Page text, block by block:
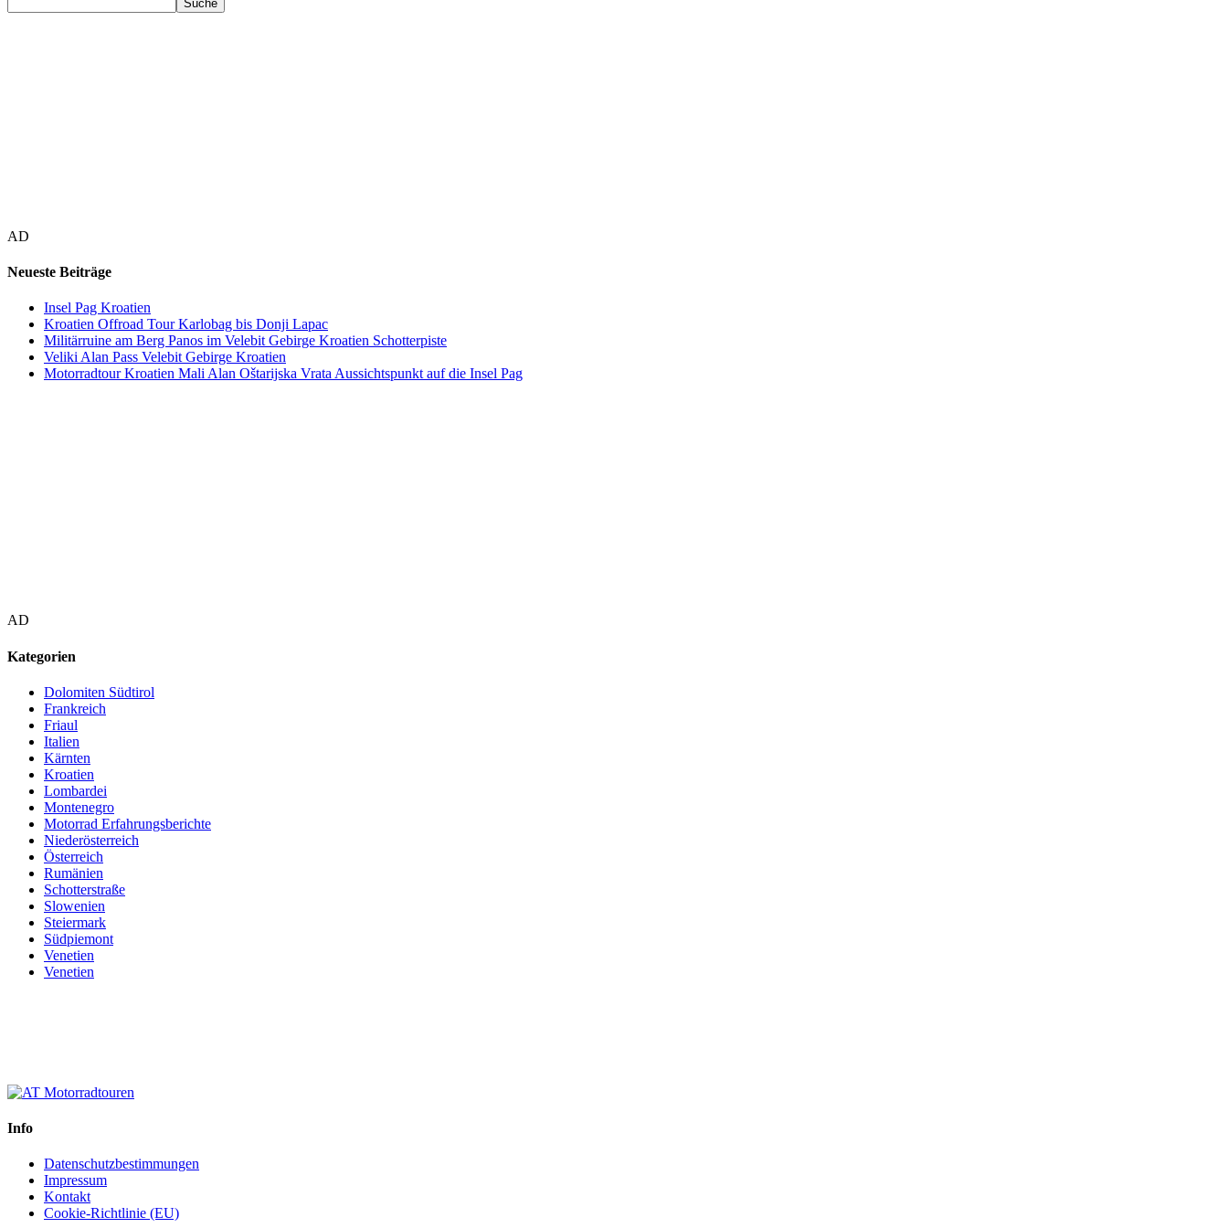
AD
Neueste Beiträge
Insel Pag Kroatien
Kroatien Offroad Tour Karlobag bis Donji Lapac
Militärruine am Berg Panos im Velebit Gebirge Kroatien Schotterpiste
Veliki Alan Pass Velebit Gebirge Kroatien
Motorradtour Kroatien Mali Alan Oštarijska Vrata Aussichtspunkt auf die Insel Pag
AD
Kategorien
Dolomiten Südtirol
Frankreich
Friaul
Italien
Kärnten
Kroatien
Lombardei
Montenegro
Motorrad Erfahrungsberichte
Niederösterreich
Österreich
Rumänien
Schotterstraße
Slowenien
Steiermark
Südpiemont
Venetien
Venetien
Info
Datenschutzbestimmungen
Impressum
Kontakt
Cookie-Richtlinie (EU)